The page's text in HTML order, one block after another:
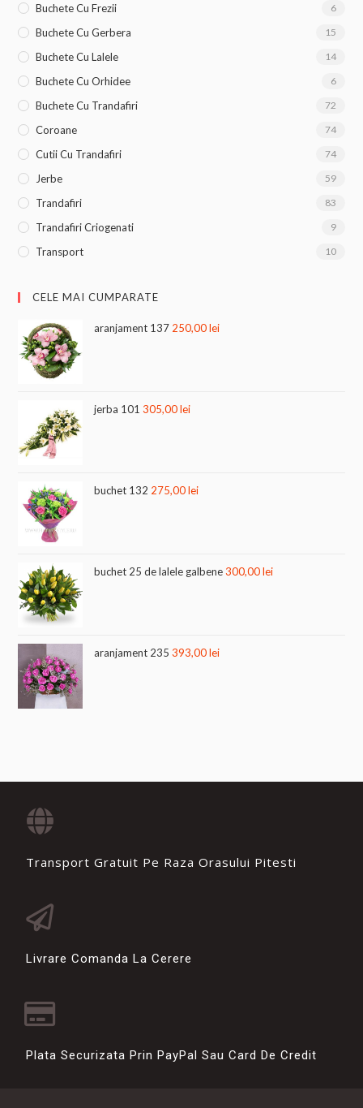
Buchete Cu Frezii 6
Buchete Cu Gerbera 15
Buchete Cu Lalele 14
Buchete Cu Orhidee 6
Buchete Cu Trandafiri 72
Coroane 74
Cutii Cu Trandafiri 74
Jerbe 59
Trandafiri 83
Trandafiri Criogenati 9
Transport 10
CELE MAI CUMPARATE
aranjament 137 250,00lei
jerba 101 305,00lei
buchet 132 275,00lei
buchet 25 de lalele galbene 300,00lei
aranjament 235 393,00lei
Transport Gratuit Pe Raza Orasului Pitesti
Livrare Comanda La Cerere
Plata Securizata Prin PayPal Sau Card De Credit